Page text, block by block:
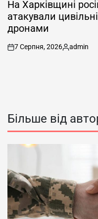
На Харківщині
атакували
дронами
on
7 Серпня, 2026 admin
Більше від